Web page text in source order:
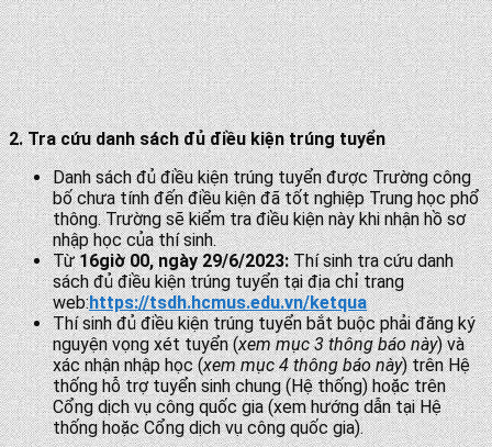
2. Tra cứu danh sách đủ điều kiện trúng tuyển
Danh sách đủ điều kiện trúng tuyển được Trường công
bố chưa tính đến điều kiện đã tốt nghiệp Trung học phổ
thông. Trường sẽ kiểm tra điều kiện này khi nhận hồ sơ
nhập học của thí sinh.
Từ16giờ 00, ngày 29/6/2023:Thí sinh tra cứu danh
sách đủ điều kiện trúng tuyển tại địa chỉ trang
web:https://tsdh.hcmus.edu.vn/ketqua
Thí sinh đủ điều kiện trúng tuyển bắt buộc phải đăng ký
nguyện vọng xét tuyển (xem mục 3 thông báo này) và
xác nhận nhập học (xem mục 4 thông báo này) trên Hệ
thống hỗ trợ tuyển sinh chung (Hệ thống) hoặc trên
Cổng dịch vụ công quốc gia (xem hướng dẫn tại Hệ
thống hoặc Cổng dịch vụ công quốc gia).